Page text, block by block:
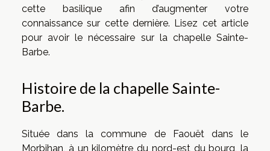
cette basilique afin d’augmenter votre
connaissance sur cette dernière. Lisez cet article
pour avoir le nécessaire sur la chapelle Sainte-
Barbe.
Histoire de la chapelle Sainte-
Barbe.
Située dans la commune de Faouët dans le
Morbihan, à un kilomètre du nord-est du bourg, la